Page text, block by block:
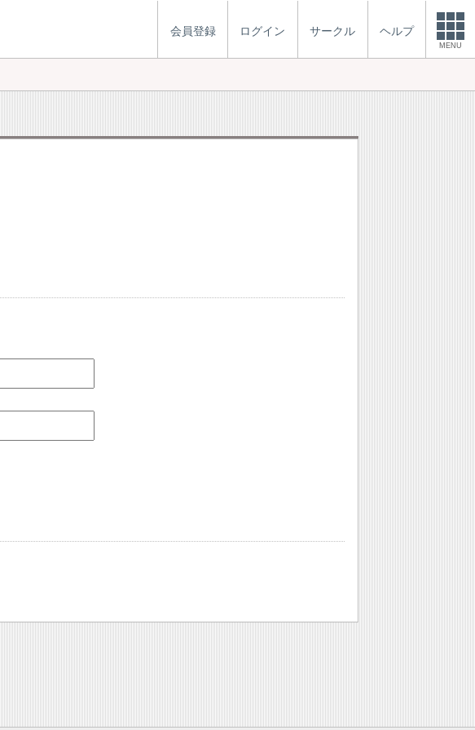
会員登録 ログイン サークル ヘルプ
MENU